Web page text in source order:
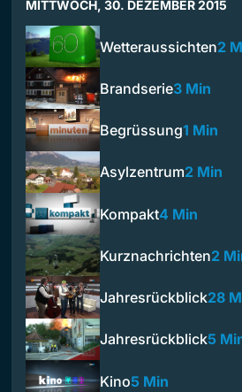
MITTWOCH, 30. DEZEMBER 2015
Wetteraussichten2
Brandserie3 Min
Begrüssung1 Min
Asylzentrum2 Min
Kompakt4 Min
Kurznachrichten2
Jahresrückblick28
Jahresrückblick5
Kino5 Min